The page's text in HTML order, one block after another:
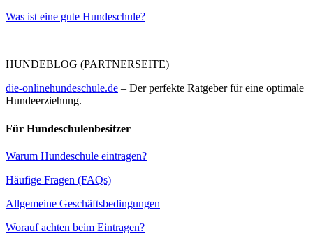
Was ist eine gute Hundeschule?
HUNDEBLOG (PARTNERSEITE)
die-onlinehundeschule.de – Der perfekte Ratgeber für eine optimale
Hundeerziehung.
Für Hundeschulenbesitzer
Warum Hundeschule eintragen?
Häufige Fragen (FAQs)
Allgemeine Geschäftsbedingungen
Worauf achten beim Eintragen?